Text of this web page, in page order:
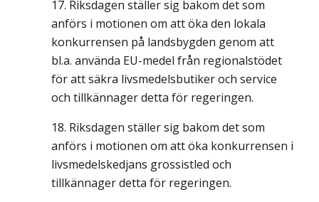
Riksdagen ställer sig bakom det som
anförs i motionen om att öka den lokala
konkurrensen på landsbygden genom att
bl.a. använda EU-medel från regionalstödet
för att säkra livsmedelsbutiker och service
och tillkännager detta för regeringen.
Riksdagen ställer sig bakom det som
anförs i motionen om att öka konkurrensen i
livsmedelskedjans grossistled och
tillkännager detta för regeringen.